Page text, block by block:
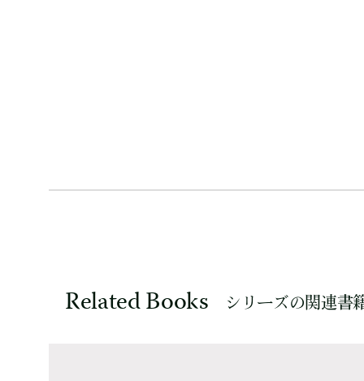
Related Books シリーズの関連書